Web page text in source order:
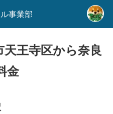
事業部
天王寺区から奈良
金